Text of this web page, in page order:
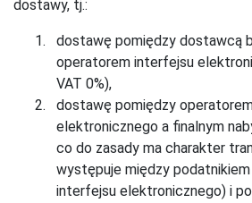
dostawy, tj.:
dostawę pomiędzy dostawcą
operatorem interfejsu
VAT 0%),
dostawę pomiędzy
elektronicznego a finalnym
co do zasady ma charakter
występuje między
interfejsu elektronicznego) i